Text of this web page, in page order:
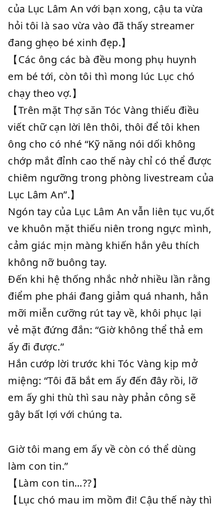
của Lục Lâm An với bạn xong, cậu ta vừa
hỏi tôi là sao vừa vào đã thấy streamer
đang ghẹo bé xinh đẹp.】
【Các ông các bà đều mong phụ huynh
em bé tới, còn tôi thì mong lúc Lục chó
chạy theo vợ.】
【Trên mặt Thợ săn Tóc Vàng thiếu điều
viết chữ cạn lời lên thôi, thôi để tôi khen
ông cho có nhé “Kỹ năng nói dối không
chớp mắt đỉnh cao thế này chỉ có thể được
chiêm ngưỡng trong phòng livestream của
Lục Lâm An”.】
Ngón tay của Lục Lâm An vẫn liên tục vu,ốt
ve khuôn mặt thiếu niên trong ngực mình,
cảm giác mịn màng khiến hắn yêu thích
không nỡ buông tay.
Đến khi hệ thống nhắc nhở nhiều lần rằng
điểm phe phái đang giảm quá nhanh, hắn
mỡi miễn cưỡng rút tay về, khôi phục lại
vẻ mặt đứng đắn: “Giờ không thể thả em
ấy đi được.”
Hắn cướp lời trước khi Tóc Vàng kịp mở
miệng: “Tôi đã bắt em ấy đến đây rồi, lỡ
em ấy ghi thù thì sau này phản công sẽ
gây bất lợi với chúng ta.
Giờ tôi mang em ấy về còn có thể dùng
làm con tin.”
【Làm con tin…??】
【Lục chó mau im mồm đi! Cậu thế này thì